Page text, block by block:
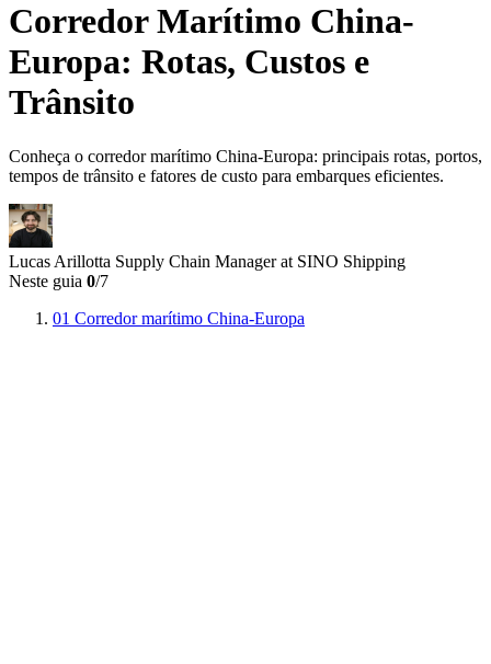
Corredor Marítimo China-
Europa: Rotas, Custos e
Trânsito
Conheça o corredor marítimo China-Europa: principais rotas, portos,
tempos de trânsito e fatores de custo para embarques eficientes.
Lucas Arillotta Supply Chain Manager at SINO Shipping
Neste guia 0/7
01 Corredor marítimo China-Europa